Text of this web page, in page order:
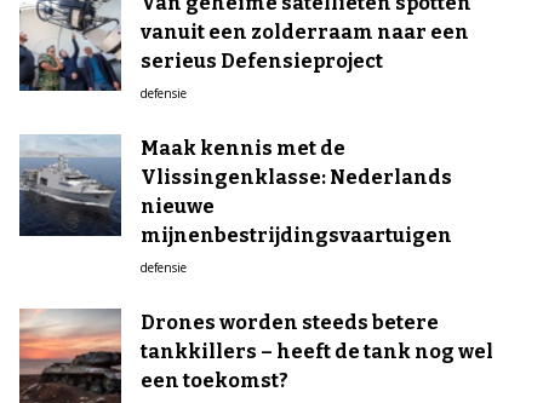
vanuit een zolderraam naar een
serieus Defensieproject
defensie
Maak kennis met de
Vlissingenklasse: Nederlands
nieuwe
mijnenbestrijdingsvaartuigen
defensie
Drones worden steeds betere
tankkillers – heeft de tank nog wel
een toekomst?